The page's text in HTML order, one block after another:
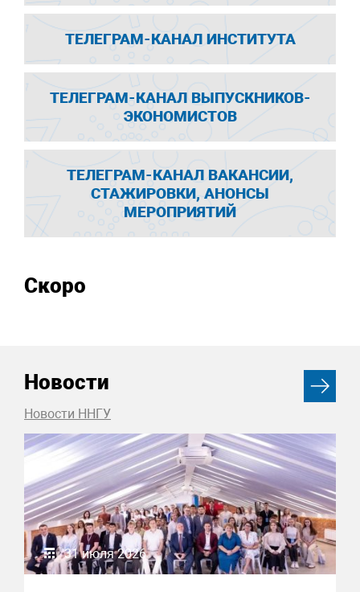
ТЕЛЕГРАМ-КАНАЛ ИНСТИТУТА
ТЕЛЕГРАМ-КАНАЛ ВЫПУСКНИКОВ-
ЭКОНОМИСТОВ
ТЕЛЕГРАМ-КАНАЛ ВАКАНСИИ,
СТАЖИРОВКИ, АНОНСЫ
МЕРОПРИЯТИЙ
Скоро
Новости
Новости ННГУ
31 июля 2026